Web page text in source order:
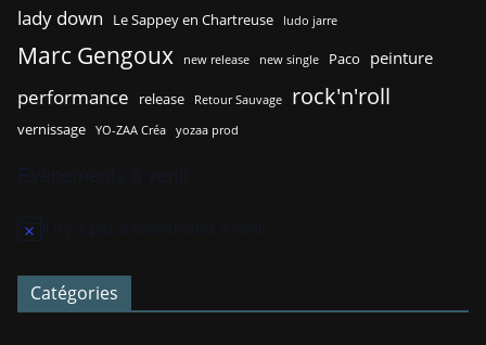
lady down Le Sappey en Chartreuse ludo jarre
Marc Gengoux new release new single Paco peinture
performance release Retour Sauvage rock'n'roll
vernissage YO-ZAA Créa yozaa prod
N
t
c
Catégories